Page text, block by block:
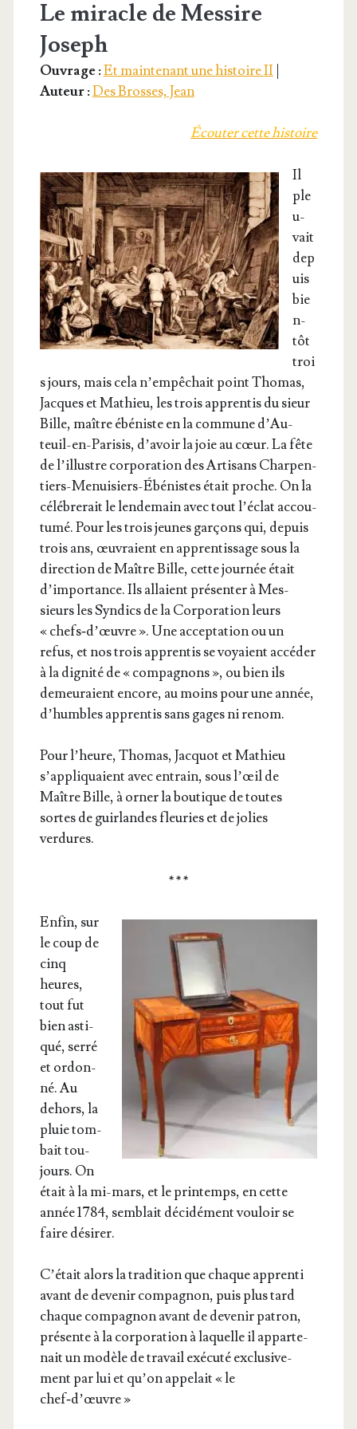
Le miracle de Messire
Joseph
Ouvrage :Et maintenant une histoire II
Auteur :Des Brosses, Jean
Écou­ter cette histoire
Il
ple
u­
vait
dep
uis
bie
n­
tôt
troi
s jours, mais cela n’empêchait point Tho­mas,
Jacques et Mathieu, les trois appren­tis du sieur
Bille, maître ébé­niste en la com­mune d’Au­
teuil-en-Pari­sis, d’a­voir la joie au cœur. La fête
de l’illustre cor­po­ra­tion des Arti­sans Char­pen­
tiers-Menui­siers-Ébé­nistes était proche. On la
célé­bre­rait le len­de­main avec tout l’é­clat accou­
tu­mé. Pour les trois jeunes gar­çons qui, depuis
trois ans, œuvraient en appren­tis­sage sous la
direc­tion de Maître Bille, cette jour­née était
d’im­por­tance. Ils allaient pré­sen­ter à Mes­
sieurs les Syn­dics de la Cor­po­ra­tion leurs
« chefs‑d’œuvre ». Une accep­ta­tion ou un
refus, et nos trois appren­tis se voyaient accé­der
à la digni­té de « com­pa­gnons », ou bien ils
demeu­raient encore, au moins pour une année,
d’humbles appren­tis sans gages ni renom.
Pour l’heure, Tho­mas, Jac­quot et Mathieu
s’ap­pli­quaient avec entrain, sous l’œil de
Maître Bille, à orner la bou­tique de toutes
sortes de guir­landes fleu­ries et de jolies
verdures.
* * *
Enfin, sur
le coup de
cinq
heures,
tout fut
bien asti­
qué, ser­ré
et ordon­
né. Au
dehors, la
pluie tom­
bait tou­
jours. On
était à la mi-mars, et le prin­temps, en cette
année 1784, sem­blait déci­dé­ment vou­loir se
faire désirer.
C’é­tait alors la tra­di­tion que chaque appren­ti
avant de deve­nir com­pa­gnon, puis plus tard
chaque com­pa­gnon avant de deve­nir patron,
pré­sente à la cor­po­ra­tion à laquelle il appar­te­
nait un modèle de tra­vail exé­cu­té exclu­si­ve­
ment par lui et qu’on appe­lait « le
chef‑d’œuvre »